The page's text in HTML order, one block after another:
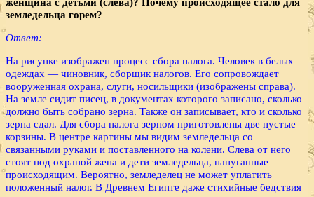
земледельца горем?
Ответ:
На рисунке изображен процесс сбора налога. Человек в белых
одеждах — чиновник, сборщик налогов. Его сопровождает
вооруженная охрана, слуги, носильщики (изображены справа).
На земле сидит писец, в документах которого записано, сколько
должно быть собрано зерна. Также он записывает, кто и сколько
зерна сдал. Для сбора налога зерном приготовлены две пустые
корзины. В центре картины мы видим земледельца со
связанными руками и поставленного на колени. Слева от него
стоят под охраной жена и дети земледельца, напуганные
происходящим. Вероятно, земледелец не может уплатить
положенный налог. В Древнем Египте даже стихийные бедствия